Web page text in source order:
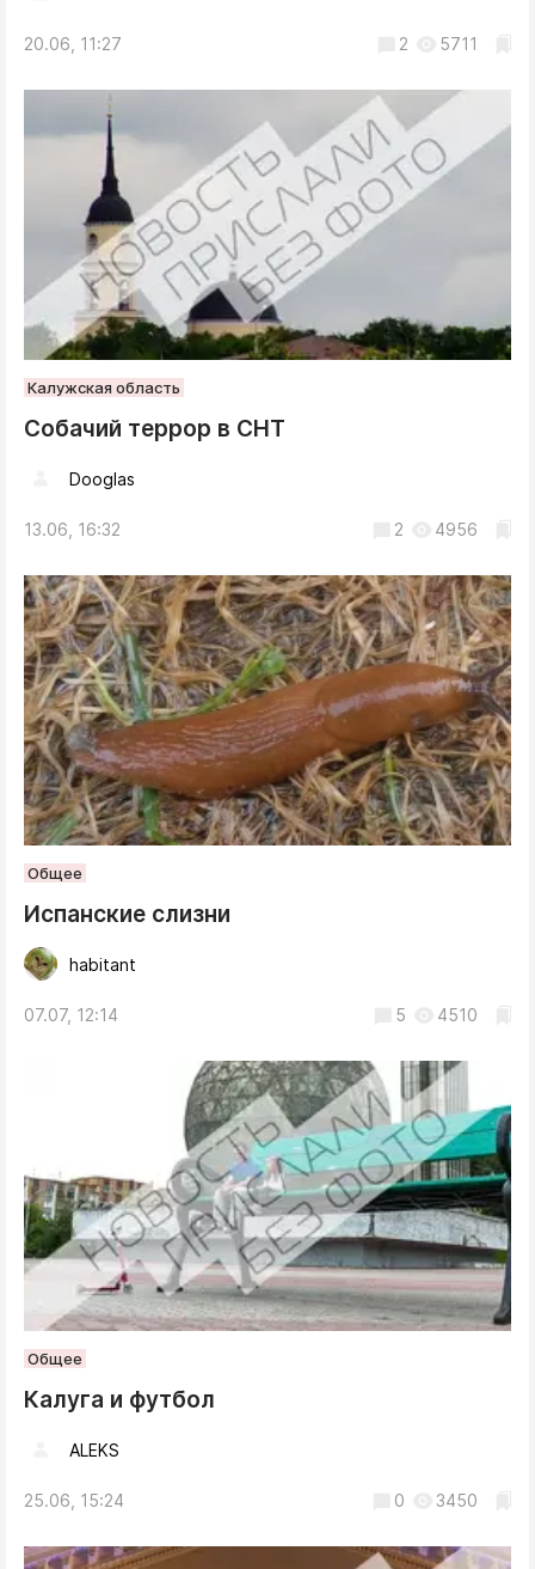
20.06, 11:27 2 5711
Калужская область
Собачий террор в СНТ
Dooglas
13.06, 16:32 2 4956
Общее
Испанские слизни
habitant
07.07, 12:14 5 4510
Общее
Калуга и футбол
ALEKS
25.06, 15:24 0 3450